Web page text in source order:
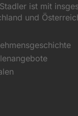
ist mit
und